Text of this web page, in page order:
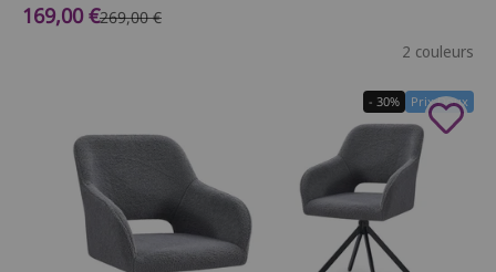
Prix de vente
169,00 €Prix normal
269,00 €
2 couleurs
Prix Doux
- 30%